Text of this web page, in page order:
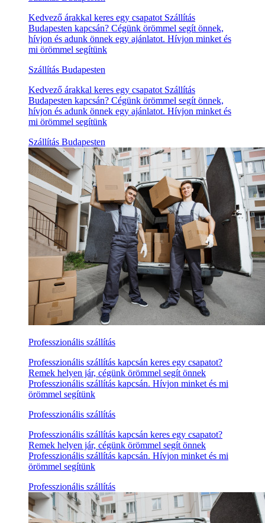
Kedvező árakkal keres egy csapatot Szállítás
Budapesten kapcsán? Cégünk örömmel segít önnek,
hívjon és adunk önnek egy ajánlatot. Hívjon minket és
mi örömmel segítünk
Szállítás Budapesten
Kedvező árakkal keres egy csapatot Szállítás
Budapesten kapcsán? Cégünk örömmel segít önnek,
hívjon és adunk önnek egy ajánlatot. Hívjon minket és
mi örömmel segítünk
Szállítás Budapesten
Professzionális szállítás
Professzionális szállítás kapcsán keres egy csapatot?
Remek helyen jár, cégünk örömmel segít önnek
Professzionális szállítás kapcsán. Hívjon minket és mi
örömmel segítünk
Professzionális szállítás
Professzionális szállítás kapcsán keres egy csapatot?
Remek helyen jár, cégünk örömmel segít önnek
Professzionális szállítás kapcsán. Hívjon minket és mi
örömmel segítünk
Professzionális szállítás